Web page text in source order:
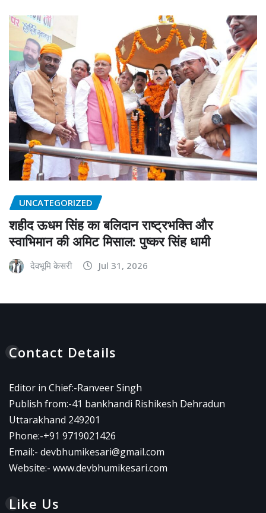
UNCATEGORIZED
शहीद ऊधम सिंह का बलिदान राष्ट्रभक्ति और
स्वाभिमान की अमिट मिसाल: पुष्कर सिंह धामी
देवभूमि केसरी Jul 31, 2026
Contact Details
Editor in Chief:-Ranveer Singh
Publish from:-41 bankhandi Rishikesh Dehradun
Uttarakhand 249201
Phone:-+91 9719021426
Email:- devbhumikesari@gmail.com
Website:- www.devbhumikesari.com
Like Us